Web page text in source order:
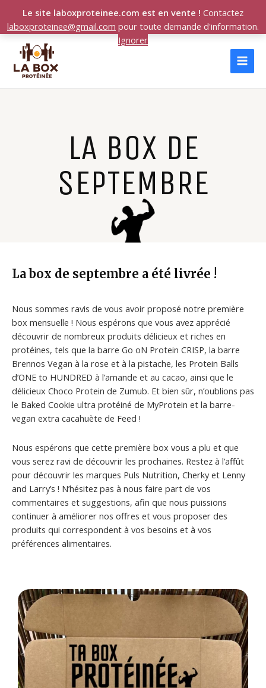
contenu
LA BOX DE
SEPTEMBRE
La box de septembre a été livrée !
Nous sommes ravis de vous avoir proposé notre première
box mensuelle ! Nous espérons que vous avez apprécié
découvrir de nombreux produits délicieux et riches en
protéines, tels que la barre Go oN Protein CRISP, la barre
Brennos Vegan à la rose et à la pistache, les Protein Balls
d’ONE to HUNDRED à l’amande et au cacao, ainsi que le
délicieux Choco Protein de Zumub. Et bien sûr, n’oublions pas
le Baked Cookie ultra protéiné de MyProtein et la barre-
vegan extra cacahuète de Feed !
Nous espérons que cette première box vous a plu et que
vous serez ravi de découvrir les prochaines. Restez à l’affût
pour découvrir les marques Puls Nutrition, Cherky et Lenny
and Larry’s ! N’hésitez pas à nous faire part de vos
commentaires et suggestions, afin que nous puissions
continuer à améliorer nos offres et vous proposer des
produits qui correspondent à vos besoins et à vos
préférences alimentaires.
Le site laboxproteinee.com est en vente ! Contactez
laboxproteinee@gmail.com pour toute demande d'information.
Ignorer